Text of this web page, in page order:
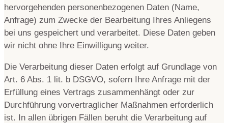
hervorgehenden personenbezogenen Daten (Name,
Anfrage) zum Zwecke der Bearbeitung Ihres Anliegens
bei uns gespeichert und verarbeitet. Diese Daten geben
wir nicht ohne Ihre Einwilligung weiter.
Die Verarbeitung dieser Daten erfolgt auf Grundlage von
Art. 6 Abs. 1 lit. b DSGVO, sofern Ihre Anfrage mit der
Erfüllung eines Vertrags zusammenhängt oder zur
Durchführung vorvertraglicher Maßnahmen erforderlich
ist. In allen übrigen Fällen beruht die Verarbeitung auf